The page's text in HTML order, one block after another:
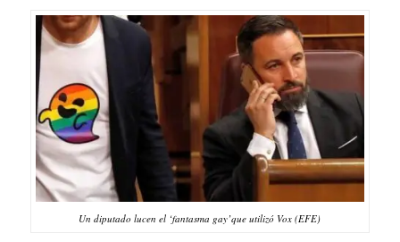
Un diputado lucen el ‘fantasma gay’que utilizó Vox (EFE)